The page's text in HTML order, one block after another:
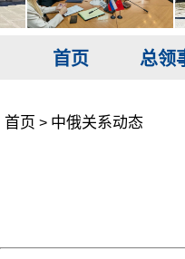
首页 总领
首页 > 中俄关系动态